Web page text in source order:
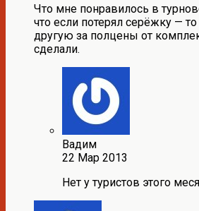
Что мне понравилось в
что если потерял серёжку —
другую за полцены от
сделали.
Вадим
22 Мар 2013
Нет у туристов этого